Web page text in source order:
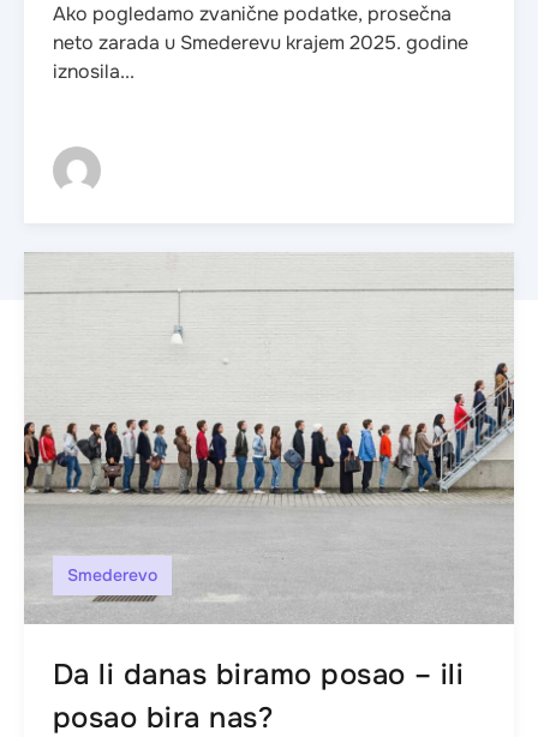
Ako pogledamo zvanične podatke, prosečna
neto zarada u Smederevu krajem 2025. godine
iznosila...
Smederevo
Da li danas biramo posao – ili
posao bira nas?